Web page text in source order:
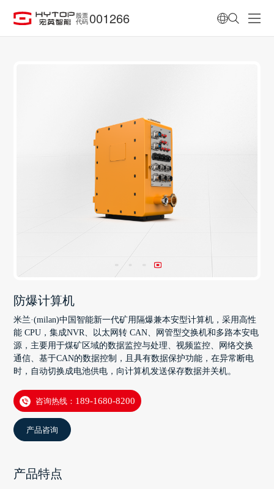
股票
代码 001266
防爆计算机
米兰·(milan)中国智能新一代矿用隔爆兼本安型计算机，采用高性
能 CPU，集成NVR、以太网转 CAN、网管型交换机和多路本安电
源，主要用于煤矿区域的数据监控与处理、视频监控、网络交换
通信、基于CAN的数据控制，且具有数据保护功能，在异常断电
时，自动切换成电池供电，向计算机发送保存数据并关机。
咨询热线： 189-1680-8200
产品咨询
产品特点